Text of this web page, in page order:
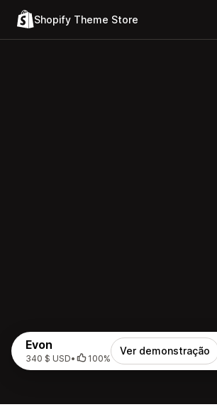
Shopify Theme Store
Evon
340 $ USD• 100%
Ver demonstração